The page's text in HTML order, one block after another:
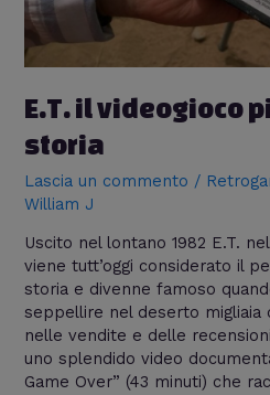
E.T. il videogioco
storia
Lascia un commento /
William J
Uscito nel lontano 1982 E.T.
viene tutt’oggi considerato il
storia e divenne famoso
seppellire nel deserto
nelle vendite e delle
uno splendido video
Game Over” (43 minuti) che